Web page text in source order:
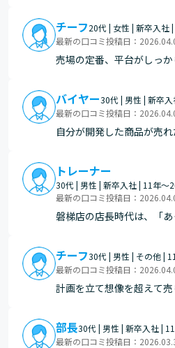
り、「お客様の反応がすぐ
点は魅力的だと感じました
しながら効率よく作業が
コミュニケーショ…
チーフ20代 | 女性 | 新卒入社
最新の口コミ投稿日：
売場の定番、平台がしっ
時。
バイヤー30代 | 男性 | 新卒
最新の口コミ投稿日：
自分が開発した商品が売
いを感じます。 メンチカ
でのよりもジューシーでお
さんに言ってもらえ、実際
０％以上伸ばせた…
トレーナー
30代 | 男性 | 新卒入社 | 11年～
最新の口コミ投稿日：
磐梯店の店長時代は、「
ーマーケットとして存続し
物難民をなくす」一助にな
じた時が、やりがいを感
チーフ30代 | 男性 | その他 |
最新の口コミ投稿日：
計画を立て想像を超えて
部長30代 | 男性 | 新卒入社 |
最新の口コミ投稿日：